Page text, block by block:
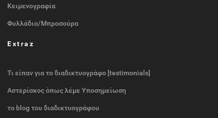
Κειμενογραφία
Φυλλάδιο/Μπροσούρα
Extraz
Τι είπαν για το διαδικτυογράφο [testimonials]
Αστερίσκος όπως λέμε Υποσημείωση
το blog του διαδικτυογράφου